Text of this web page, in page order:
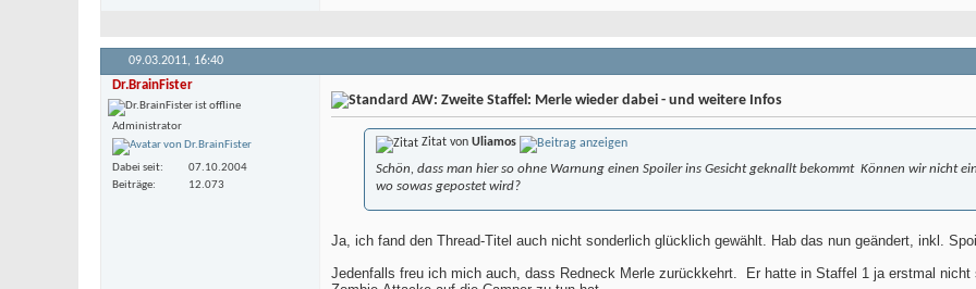
09.03.2011, 16:40
Dr.BrainFister
Administrator
Dabei seit
07.10.2004
Beiträge
12.073
AW: Zweite Staffel: Merle wieder dabei - und weitere Infos
Zitat von Uliamos
Schön, dass man hier so ohne Warnung einen Spoiler ins Gesicht geknallt bekommt Können wir nicht
wo sowas gepostet wird?
Ja, ich fand den Thread-Titel auch nicht sonderlich glücklich gewählt. Hab das nun geändert, inkl.
Jedenfalls freu ich mich auch, dass Redneck Merle zurückkehrt.
Er hatte in Staffel 1 ja erstmal